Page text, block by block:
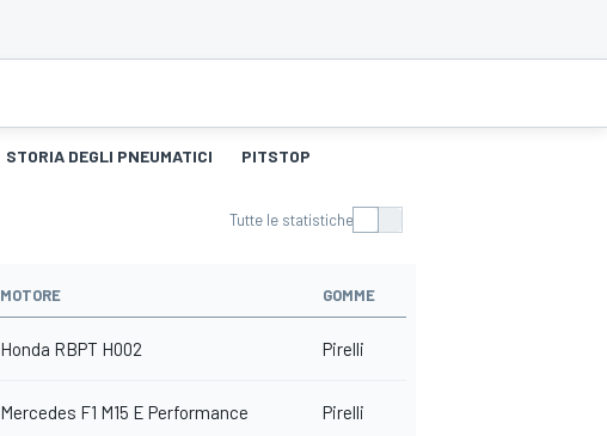
STORIA DEGLI PNEUMATICI PITSTOP
Tutte le statistiche
MOTORE GOMME
Honda RBPT H002 Pirelli
Mercedes F1 M15 E Performance Pirelli